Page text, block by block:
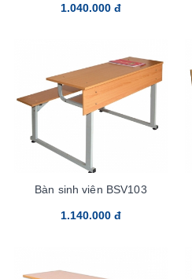
1.040.000 đ
Bàn sinh viên BSV103
1.140.000 đ